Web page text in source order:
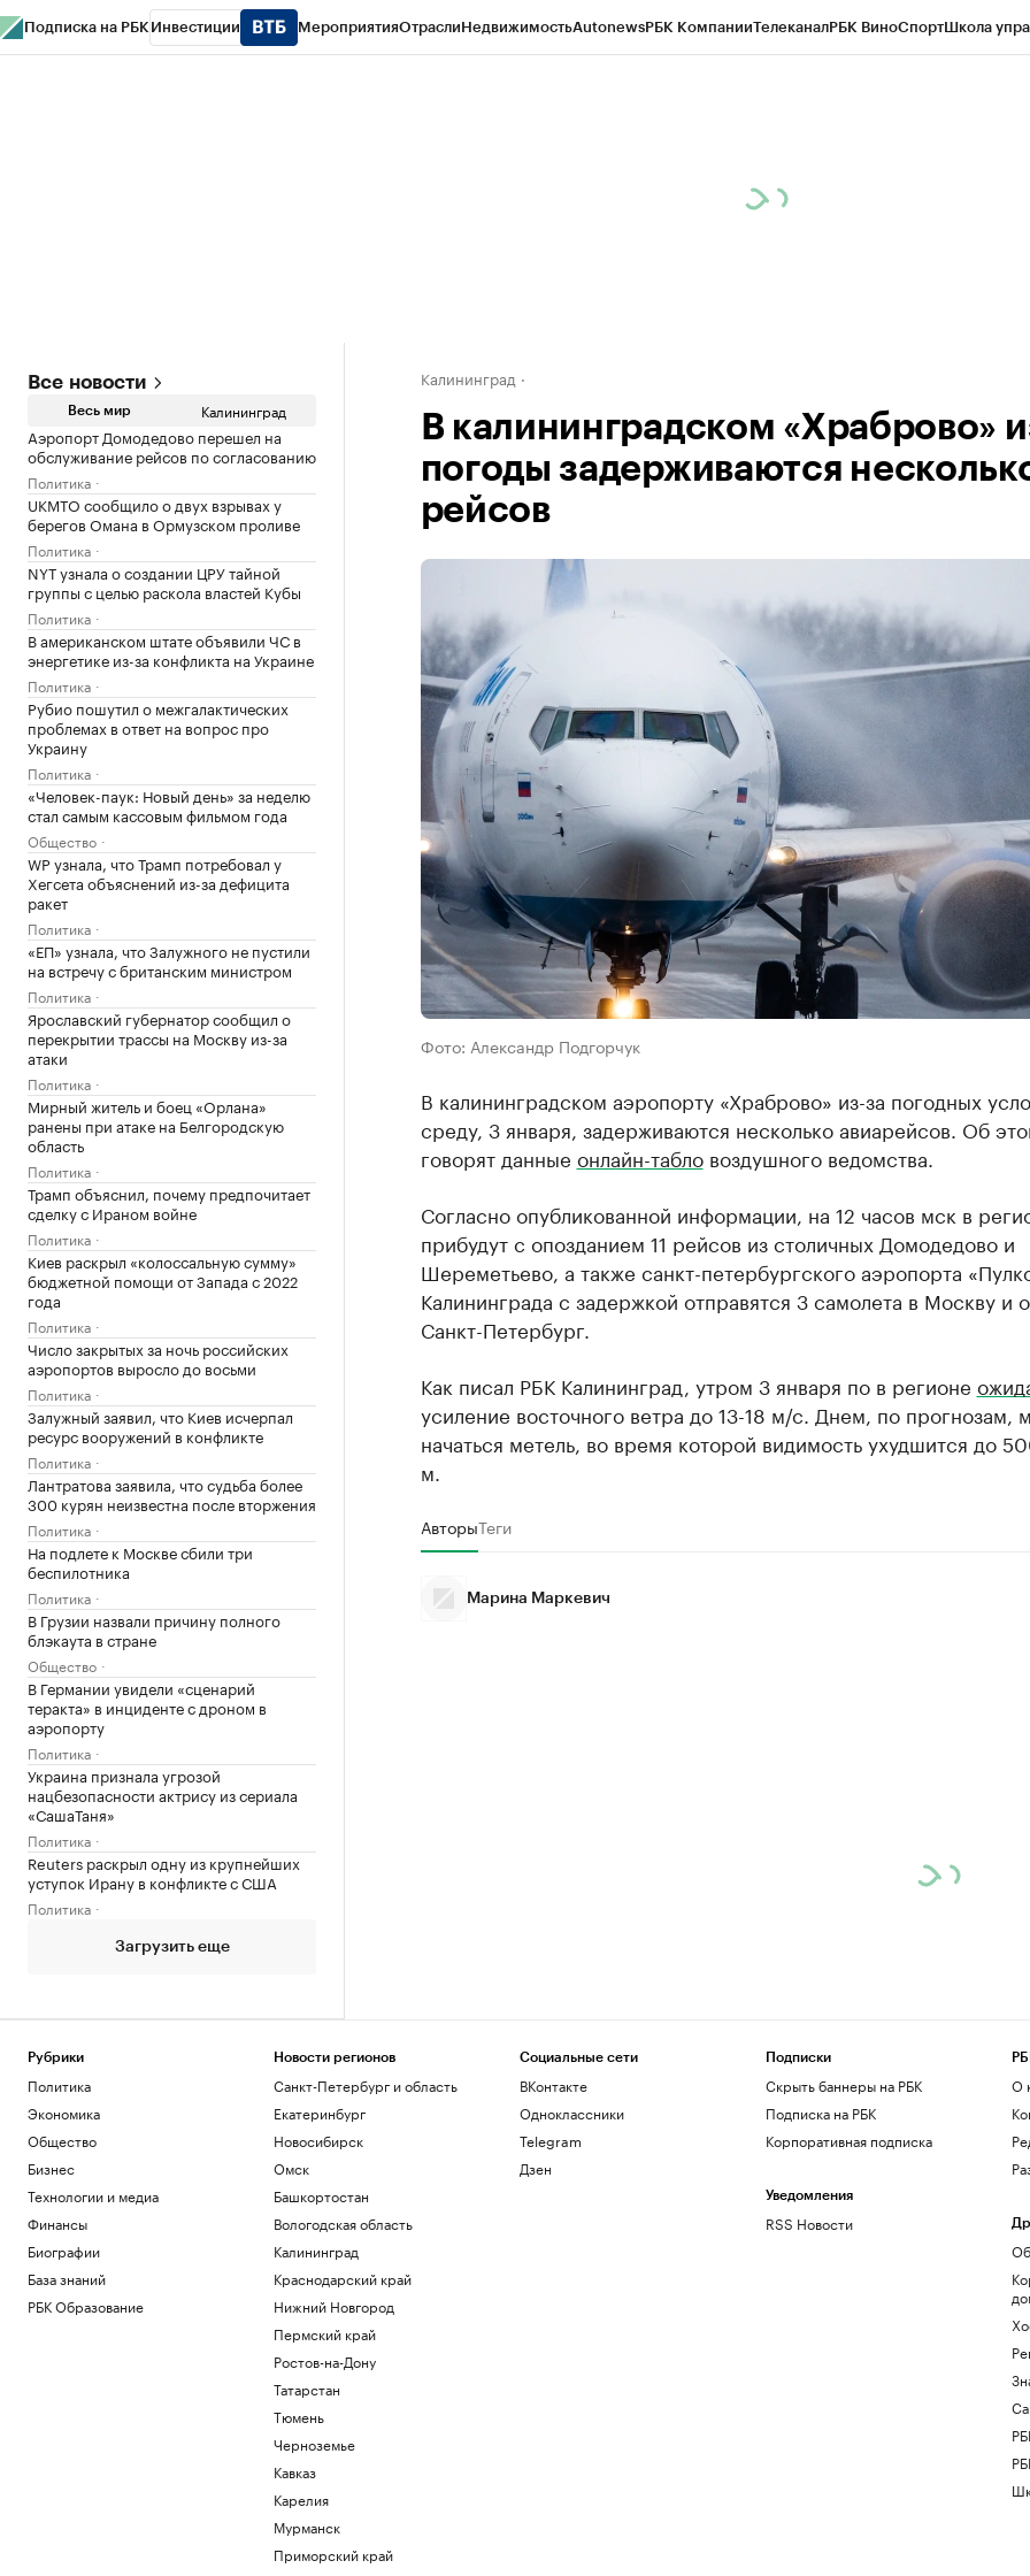
Подписка на РБК Инвестиции МероприятияОтраслиНедвижимостьAutonewsРБК КомпанииТелеканалРБК ВиноСпортШкола
Все новости
Весь мир Калининград
Аэропорт Домодедово перешел на
обслуживание рейсов по согласованию
Политика
UKMTO сообщило о двух взрывах у
берегов Омана в Ормузском проливе
Политика
NYT узнала о создании ЦРУ тайной
группы с целью раскола властей Кубы
Политика
В американском штате объявили ЧС в
энергетике из-за конфликта на Украине
Политика
Рубио пошутил о межгалактических
проблемах в ответ на вопрос про
Украину
Политика
«Человек-паук: Новый день» за неделю
стал самым кассовым фильмом года
Общество
WP узнала, что Трамп потребовал у
Хегсета объяснений из-за дефицита
ракет
Политика
«ЕП» узнала, что Залужного не пустили
на встречу с британским министром
Политика
Ярославский губернатор сообщил о
перекрытии трассы на Москву из-за
атаки
Политика
Мирный житель и боец «Орлана»
ранены при атаке на Белгородскую
область
Политика
Трамп объяснил, почему предпочитает
сделку с Ираном войне
Политика
Киев раскрыл «колоссальную сумму»
бюджетной помощи от Запада с 2022
года
Политика
Число закрытых за ночь российских
аэропортов выросло до восьми
Политика
Залужный заявил, что Киев исчерпал
ресурс вооружений в конфликте
Политика
Лантратова заявила, что судьба более
300 курян неизвестна после вторжения
Политика
На подлете к Москве сбили три
беспилотника
Политика
В Грузии назвали причину полного
блэкаута в стране
Общество
В Германии увидели «сценарий
теракта» в инциденте с дроном в
аэропорту
Политика
Украина признала угрозой
нацбезопасности актрису из сериала
«СашаТаня»
Политика
Reuters раскрыл одну из крупнейших
уступок Ирану в конфликте с США
Политика
Загрузить еще
Калининград
В калининградском «Храброво»
погоды задерживаются
рейсов
Фото: Александр Подгорчук
В калининградском аэропорту «Храброво» из-за погодных
среду, 3 января, задерживаются несколько авиарейсов. Об
говорят данные онлайн-табловоздушного ведомства.
Согласно опубликованной информации, на 12 часов мск в
прибудут с опозданием 11 рейсов из столичных Домодедово и
Шереметьево, а также санкт-петербургского аэропорта
Калининграда с задержкой отправятся 3 самолета в Москву и
Санкт-Петербург.
Как писал РБК Калининград, утром 3 января по в регионе
усиление восточного ветра до 13-18 м/с. Днем, по прогнозам,
начаться метель, во время которой видимость ухудшится до
м.
АвторыТеги
Марина Маркевич
Рубрики
Политика
Экономика
Общество
Бизнес
Технологии и медиа
Финансы
Биографии
База знаний
РБК Образование
Новости регионов
Санкт-Петербург и область
Екатеринбург
Новосибирск
Омск
Башкортостан
Вологодская область
Калининград
Краснодарский край
Нижний Новгород
Пермский край
Ростов-на-Дону
Татарстан
Тюмень
Черноземье
Кавказ
Карелия
Мурманск
Приморский край
Социальные сети
ВКонтакте
Одноклассники
Telegram
Дзен
Подписки
Скрыть баннеры на РБК
Подписка на РБК
Корпоративная подписка
Уведомления
RSS Новости
О